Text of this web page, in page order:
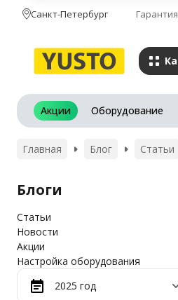
Санкт-Петербург Гарантия
Акции Оборудование
Главная Блог Статьи
Блоги
Статьи
Новости
Акции
Настройка оборудования
2025 год